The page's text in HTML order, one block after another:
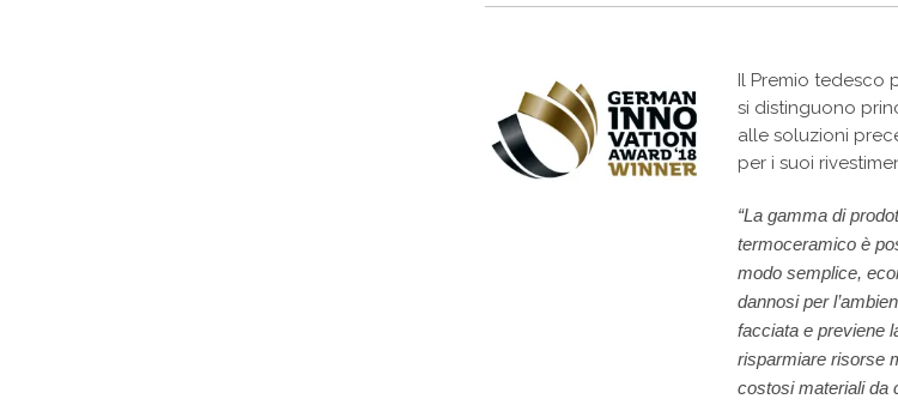
Il Premio tedesco
si distinguono
alle soluzioni
per i suoi
“La gamma di
termoceramico è
modo semplice,
dannosi per
facciata e previene
risparmiare risorse
costosi materiali da